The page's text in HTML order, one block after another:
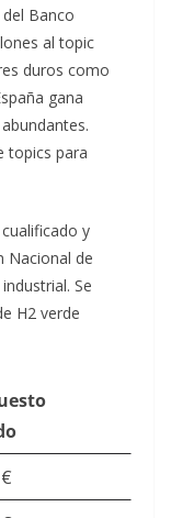
Banco
al topic
duros como
gana
topics para
y
Nacional de
Se
H2 verde